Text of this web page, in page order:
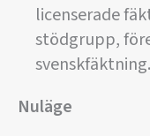
licenserade
stödgrupp,
Nuläge